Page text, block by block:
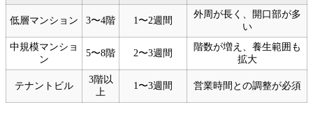
低層マンション 3〜4階 1〜2週間
外周が長く、開口部が多
い
中規模マンショ
ン
5〜8階 2〜3週間
階数が増え、養生範囲も
拡大
テナントビル
3階以
上
1〜3週間 営業時間との調整が必須